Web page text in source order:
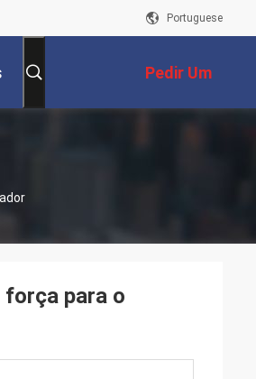
Portuguese
Pedir Um
Orçamento
para o